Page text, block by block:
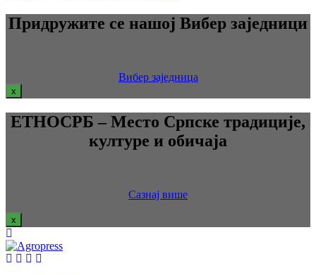
Придружите се нашој Вибер заједници
Вибер заједница
x
ЕТНОСРБ – Место Српске традиције,
културе и обичаја
Сазнај више
x